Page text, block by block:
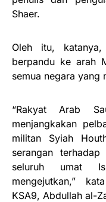
Shaer.
Oleh itu, katanya,
berpandu ke arah
semua negara yang
“Rakyat Arab
menjangkakan
militan Syiah
serangan
seluruh umat
mengejutkan,”
KSA9, Abdullah al-